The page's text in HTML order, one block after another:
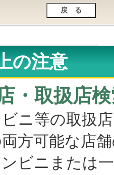
の注意
・取扱店
ニ等の取扱
方可能な店
ニまたは一